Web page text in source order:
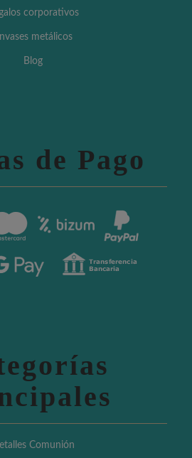
corporativos
metálicos
Blog
de Pago
Comunión